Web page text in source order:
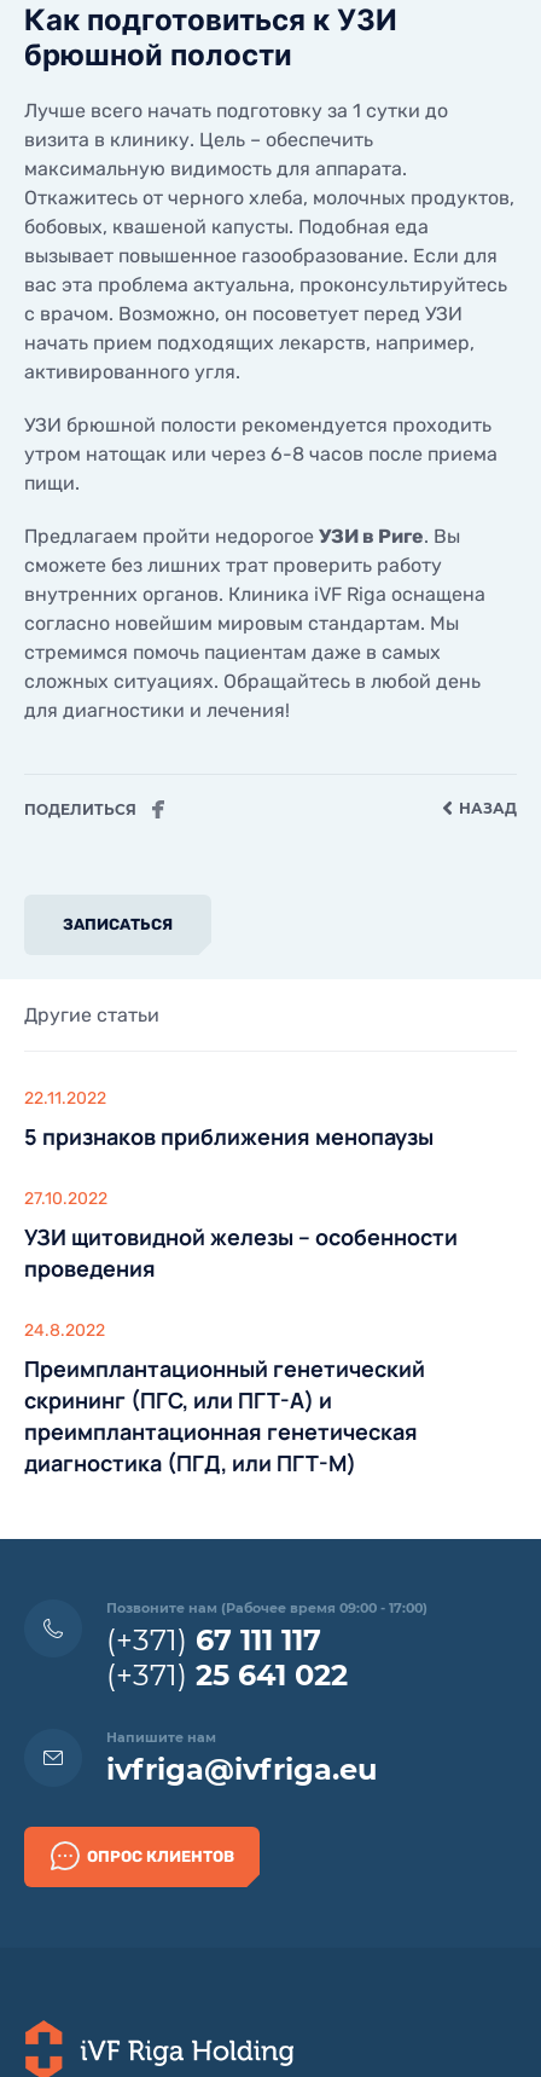
Как подготовиться к УЗИ
брюшной полости
Лучше всего начать подготовку за 1 сутки до
визита в клинику. Цель – обеспечить
максимальную видимость для аппарата.
Откажитесь от черного хлеба, молочных продуктов,
бобовых, квашеной капусты. Подобная еда
вызывает повышенное газообразование. Если для
вас эта проблема актуальна, проконсультируйтесь
с врачом. Возможно, он посоветует перед УЗИ
начать прием подходящих лекарств, например,
активированного угля.
УЗИ брюшной полости рекомендуется проходить
утром натощак или через 6-8 часов после приема
пищи.
Предлагаем пройти недорогое УЗИ в Риге. Вы
сможете без лишних трат проверить работу
внутренних органов. Клиника iVF Riga оснащена
согласно новейшим мировым стандартам. Мы
стремимся помочь пациентам даже в самых
сложных ситуациях. Обращайтесь в любой день
для диагностики и лечения!
ПОДЕЛИТЬСЯ НАЗАД
ЗАПИСАТЬСЯ
Другие статьи
22.11.2022
5 признаков приближения менопаузы
27.10.2022
УЗИ щитовидной железы – особенности
проведения
24.8.2022
Преимплантационный генетический
скрининг (ПГС, или ПГТ-А) и
преимплантационная генетическая
диагностика (ПГД, или ПГТ-М)
Позвоните нам (Рабочее время 09:00 - 17:00)
(+371) 67 111 117
(+371) 25 641 022
Напишите нам
ivfriga@ivfriga.eu
ОПРОС КЛИЕНТОВ